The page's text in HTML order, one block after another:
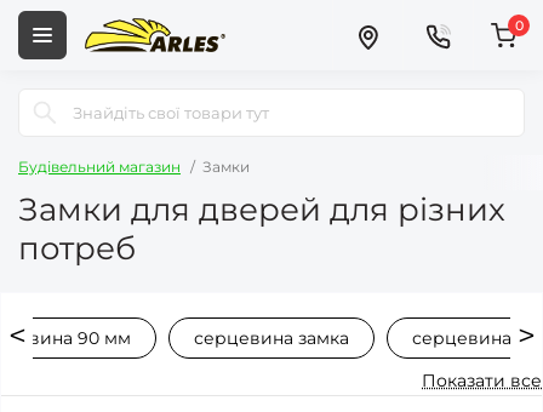
0
Будівельний магазин Замки
Замки для дверей для різних
потреб
90 мм серцевина замка
серцевина
Показати все